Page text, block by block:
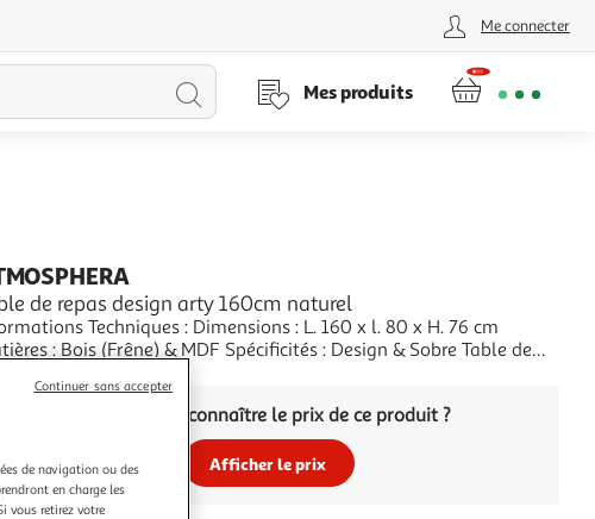
Me connecter
Lancer
Mes produits
de repas design arty 160cm naturel
Techniques : Dimensions : L. 160 x l. 80 x H. 76 cm
: Bois (Frêne) & MDF Spécificités : Design & Sobre Table de
et d'utilisation Poids : 37 kg Couleur : Naturel
Vous voulez connaître le prix de ce produit ?
Afficher le prix
de navigation ou des
en charge les
vous retirez votre
Continuer sans accepter